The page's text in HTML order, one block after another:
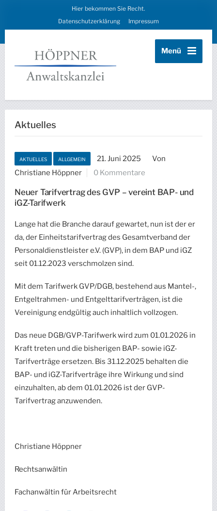
Hier bekommen Sie Recht.
Datenschutzerklärung
Impressum
Menü
Aktuelles
AKTUELLES ALLGEMEIN 21. Juni 2025
Von
Christiane Höppner
0 Kommentare
Neuer Tarifvertrag des GVP – vereint BAP- und
iGZ-Tarifwerk
Lange hat die Branche darauf gewartet, nun ist der er
da, der Einheitstarifvertrag des Gesamtverband der
Personaldienstleister e.V. (GVP), in dem BAP und iGZ
seit 01.12.2023 verschmolzen sind.
Mit dem Tarifwerk GVP/DGB, bestehend aus Mantel-,
Entgeltrahmen- und Entgelttarifverträgen, ist die
Vereinigung endgültig auch inhaltlich vollzogen.
Das neue DGB/GVP-Tarifwerk wird zum 01.01.2026 in
Kraft treten und die bisherigen BAP- sowie iGZ-
Tarifverträge ersetzen. Bis 31.12.2025 behalten die
BAP- und iGZ-Tarifverträge ihre Wirkung und sind
einzuhalten, ab dem 01.01.2026 ist der GVP-
Tarifvertrag anzuwenden.
Christiane Höppner
Rechtsanwältin
Fachanwältin für Arbeitsrecht